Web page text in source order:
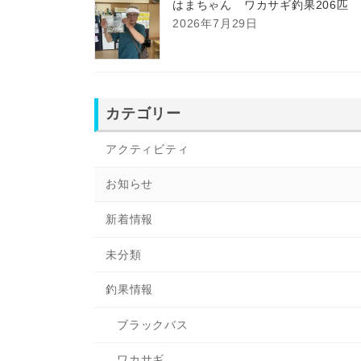
はまちゃん ワカサギ釣果206匹
2026年7月29日
カテゴリー
アクティビティ
お知らせ
新着情報
未分類
釣果情報
ブラックバス